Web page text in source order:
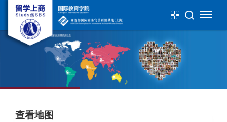
查看地图